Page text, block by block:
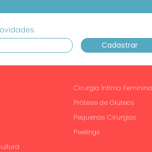
Cirurgia Íntima Feminina
Prótese de Glúteos
Pequenas Cirurgias
Peelings